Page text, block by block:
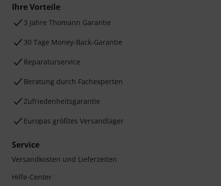
Ihre Vorteile
3 Jahre Thomann Garantie
30 Tage Money-Back-Garantie
Reparaturservice
Beratung durch Fachexperten
Zufriedenheitsgarantie
Europas größtes Versandlager
Service
Versandkosten und Lieferzeiten
Hilfe-Center